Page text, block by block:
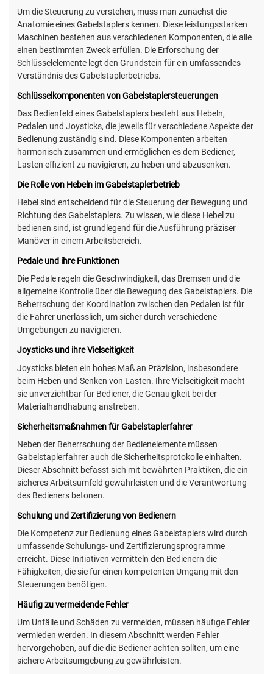
Um die Steuerung zu verstehen, muss man zunächst die
Anatomie eines Gabelstaplers kennen. Diese leistungsstarken
Maschinen bestehen aus verschiedenen Komponenten, die alle
einen bestimmten Zweck erfüllen. Die Erforschung der
Schlüsselelemente legt den Grundstein für ein umfassendes
Verständnis des Gabelstaplerbetriebs.
Schlüsselkomponenten von Gabelstaplersteuerungen
Das Bedienfeld eines Gabelstaplers besteht aus Hebeln,
Pedalen und Joysticks, die jeweils für verschiedene Aspekte der
Bedienung zuständig sind. Diese Komponenten arbeiten
harmonisch zusammen und ermöglichen es dem Bediener,
Lasten effizient zu navigieren, zu heben und abzusenken.
Die Rolle von Hebeln im Gabelstaplerbetrieb
Hebel sind entscheidend für die Steuerung der Bewegung und
Richtung des Gabelstaplers. Zu wissen, wie diese Hebel zu
bedienen sind, ist grundlegend für die Ausführung präziser
Manöver in einem Arbeitsbereich.
Pedale und ihre Funktionen
Die Pedale regeln die Geschwindigkeit, das Bremsen und die
allgemeine Kontrolle über die Bewegung des Gabelstaplers. Die
Beherrschung der Koordination zwischen den Pedalen ist für
die Fahrer unerlässlich, um sicher durch verschiedene
Umgebungen zu navigieren.
Joysticks und ihre Vielseitigkeit
Joysticks bieten ein hohes Maß an Präzision, insbesondere
beim Heben und Senken von Lasten. Ihre Vielseitigkeit macht
sie unverzichtbar für Bediener, die Genauigkeit bei der
Materialhandhabung anstreben.
Sicherheitsmaßnahmen für Gabelstaplerfahrer
Neben der Beherrschung der Bedienelemente müssen
Gabelstaplerfahrer auch die Sicherheitsprotokolle einhalten.
Dieser Abschnitt befasst sich mit bewährten Praktiken, die ein
sicheres Arbeitsumfeld gewährleisten und die Verantwortung
des Bedieners betonen.
Schulung und Zertifizierung von Bedienern
Die Kompetenz zur Bedienung eines Gabelstaplers wird durch
umfassende Schulungs- und Zertifizierungsprogramme
erreicht. Diese Initiativen vermitteln den Bedienern die
Fähigkeiten, die sie für einen kompetenten Umgang mit den
Steuerungen benötigen.
Häufig zu vermeidende Fehler
Um Unfälle und Schäden zu vermeiden, müssen häufige Fehler
vermieden werden. In diesem Abschnitt werden Fehler
hervorgehoben, auf die die Bediener achten sollten, um eine
sichere Arbeitsumgebung zu gewährleisten.